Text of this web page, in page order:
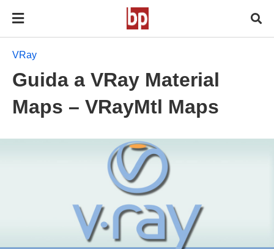
VRay
Guida a VRay Material
Maps – VRayMtl Maps